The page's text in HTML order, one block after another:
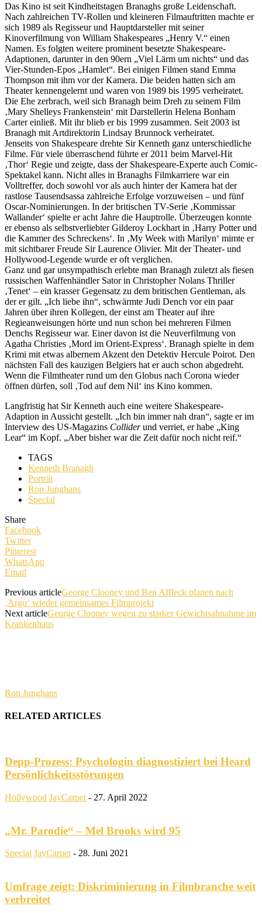
Das Kino ist seit Kindheitstagen Branaghs große Leidenschaft.
Nach zahlreichen TV-Rollen und kleineren Filmauftritten machte er
sich 1989 als Regisseur und Hauptdarsteller mit seiner
Kinoverfilmung von William Shakespeares „Henry V.“ einen
Namen. Es folgten weitere prominent besetzte Shakespeare-
Adaptionen, darunter in den 90ern „Viel Lärm um nichts“ und das
Vier-Stunden-Epos „Hamlet“. Bei einigen Filmen stand Emma
Thompson mit ihm vor der Kamera. Die beiden hatten sich am
Theater kennengelernt und waren von 1989 bis 1995 verheiratet.
Die Ehe zerbrach, weil sich Branagh beim Dreh zu seinem Film
‚Mary Shelleys Frankenstein‘ mit Darstellerin Helena Bonham
Carter einließ. Mit ihr blieb er bis 1999 zusammen. Seit 2003 ist
Branagh mit Artdirektorin Lindsay Brunnock verheiratet.
Jenseits von Shakespeare drehte Sir Kenneth ganz unterschiedliche
Filme. Für viele überraschend führte er 2011 beim Marvel-Hit
‚Thor‘ Regie und zeigte, dass der Shakespeare-Experte auch Comic-
Spektakel kann. Nicht alles in Branaghs Filmkarriere war ein
Volltreffer, doch sowohl vor als auch hinter der Kamera hat der
rastlose Tausendsassa zahlreiche Erfolge vorzuweisen – und fünf
Oscar-Nominierungen. In der britischen TV-Serie ‚Kommissar
Wallander‘ spielte er acht Jahre die Hauptrolle. Überzeugen konnte
er ebenso als selbstverliebter Gilderoy Lockhart in ‚Harry Potter und
die Kammer des Schreckens‘. In ‚My Week with Marilyn‘ mimte er
mit sichtbarer Freude Sir Laurence Olivier. Mit der Theater- und
Hollywood-Legende wurde er oft verglichen.
Ganz und gar unsympathisch erlebte man Branagh zuletzt als fiesen
russischen Waffenhändler Sator in Christopher Nolans Thriller
‚Tenet‘ – ein krasser Gegensatz zu dem britischen Gentleman, als
der er gilt. „Ich liebe ihn“, schwärmte Judi Dench vor ein paar
Jahren über ihren Kollegen, der einst am Theater auf ihre
Regieanweisungen hörte und nun schon bei mehreren Filmen
Denchs Regisseur war. Einer davon ist die Neuverfilmung von
Agatha Christies ‚Mord im Orient-Express‘. Branagh spielte in dem
Krimi mit etwas albernem Akzent den Detektiv Hercule Poirot. Den
nächsten Fall des kauzigen Belgiers hat er auch schon abgedreht.
Wenn die Filmtheater rund um den Globus nach Corona wieder
öffnen dürfen, soll ‚Tod auf dem Nil‘ ins Kino kommen.
Langfristig hat Sir Kenneth auch eine weitere Shakespeare-
Adaption in Aussicht gestellt. „Ich bin immer nah dran“, sagte er im
Interview des US-Magazins Colliderund verriet, er habe „King
Lear“ im Kopf. „Aber bisher war die Zeit dafür noch nicht reif.“
TAGS
Kenneth Branagh
Porträt
Ron Junghans
Special
Share
Facebook
Twitter
Pinterest
WhatsApp
Email
Previous articleGeorge Clooney und Ben Affleck planen nach
‚Argo‘ wieder gemeinsames Filmprojekt
Next articleGeorge Clooney wegen zu starker Gewichtsabnahme im
Krankenhaus
Ron Junghans
RELATED ARTICLES
Depp-Prozess: Psychologin diagnostiziert bei Heard
Persönlichkeitsstörungen
Hollywood JayCarpet - 27. April 2022
„Mr. Parodie“ – Mel Brooks wird 95
Special JayCarpet - 28. Juni 2021
Umfrage zeigt: Diskriminierung in Filmbranche weit
verbreitet